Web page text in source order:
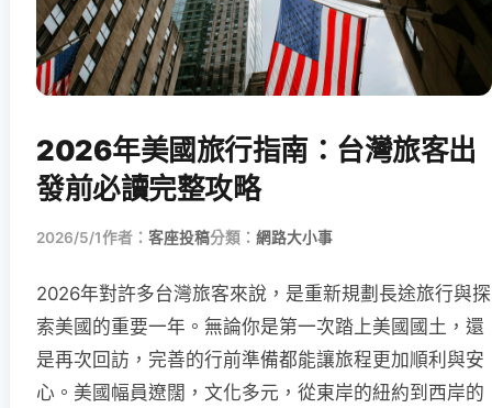
2026年美國旅行指南：台灣旅客出
發前必讀完整攻略
2026/5/1作者： 客座投稿分類： 網路大小事
2026年對許多台灣旅客來說，是重新規劃長途旅行與探
索美國的重要一年。無論你是第一次踏上美國國土，還
是再次回訪，完善的行前準備都能讓旅程更加順利與安
心。美國幅員遼闊，文化多元，從東岸的紐約到西岸的